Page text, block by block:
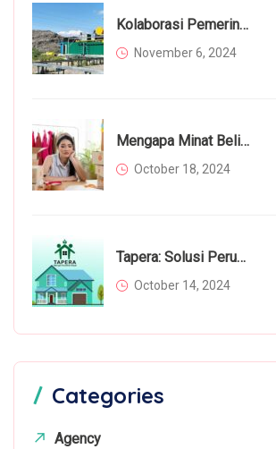
Kolaborasi Pemerintah Dan Masyarakat Dalam Mengatasi Permasalahan Sampah
November 6, 2024
Mengapa Minat Beli Masyarakat Menurun Di Tahun 2024? Inilah Faktor Utamanya
October 18, 2024
Tapera: Solusi Perumahan Bagi Rakyat Atau Beban Tambahan?
October 14, 2024
Categories
Agency